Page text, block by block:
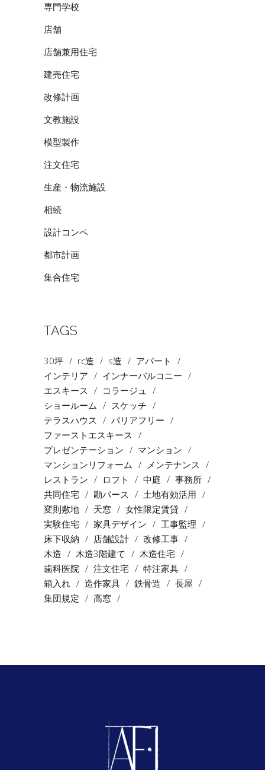
専門学校
店舗
店舗兼用住宅
建売住宅
改修計画
文教施設
模型製作
注文住宅
生産・物流施設
相続
設計コンペ
都市計画
集合住宅
TAGS
30坪 rc造 s造
アパート
インテリア
インナーバルコニー
エスキース
コラージュ
ショールーム
スケッチ
テラスハウス
バリアフリー
ファーストエスキース
プレゼンテーション
マンション
マンションリフォーム
メンテナンス
レストラン
ロフト 中庭
事務所
共同住宅
勘パース
土地有効活用
変則敷地
天窓
女性限定賃貸
実験住宅
家具デザイン
工事監理
床下収納
店舗設計
改修工事
木造
木造3階建て
木造住宅
歯科医院
注文住宅
特注家具
箱入れ
造作家具 鉄骨造
長屋
集団規定
高窓